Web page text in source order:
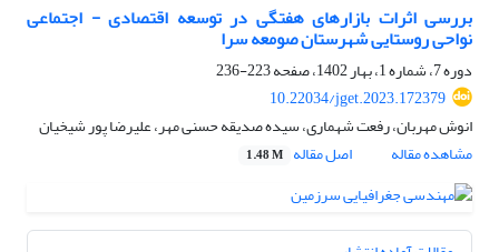
بررسی اثرات بازارهای هفتگی در توسعه اقتصادی - اجتماعی
نواحی روستایی شهرستان صومعه سرا
دوره 7، شماره 1، بهار 1402، صفحه
223-236
10.22034/jget.2023.172379
انوش مهربان، رفعت شهماری، سیده صدیقه حسنی مهر، علیرضا پور شیخیان
مشاهده مقاله
اصل مقاله 1.48 M